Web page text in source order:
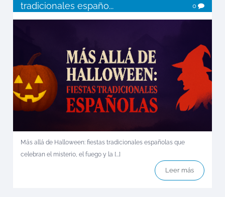
tradicionales españo...
0
Más allá de Halloween: fiestas tradicionales españolas que
celebran el misterio, el fuego y la [...]
Leer más